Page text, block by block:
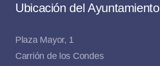
Ubicación del Ayuntamiento
Plaza Mayor, 1
Carrión de los Condes